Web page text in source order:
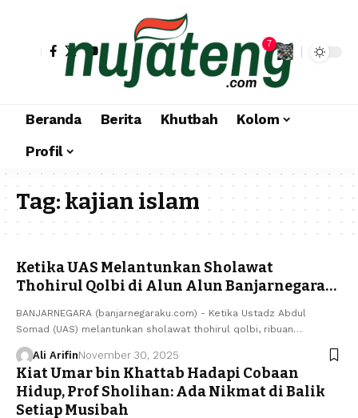
7
Beranda Berita Khutbah
Kolom
Profil
Tag:kajian islam
Ketika UAS Melantunkan Sholawat
Thohirul Qolbi di Alun Alun Banjarnegara…
BANJARNEGARA (banjarnegaraku.com) - Ketika Ustadz Abdul
Somad (UAS) melantunkan sholawat thohirul qolbi, ribuan…
Ali ArifinNovember 30, 2025
Kiat Umar bin Khattab Hadapi Cobaan
Hidup, Prof Sholihan: Ada Nikmat di Balik
Setiap Musibah